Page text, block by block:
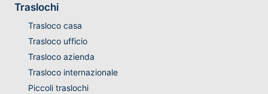
Traslochi
Trasloco casa
Trasloco ufficio
Trasloco azienda
Trasloco internazionale
Piccoli traslochi